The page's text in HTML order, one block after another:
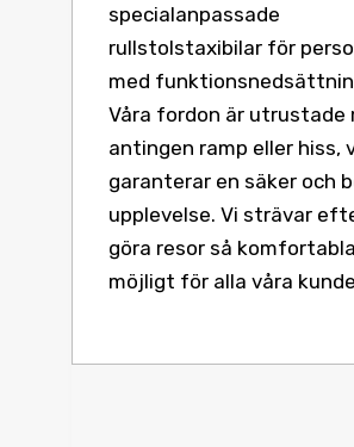
specialanpassade
rullstolstaxibilar för
med
Våra fordon är utrustade
antingen ramp eller hiss,
garanterar en säker och
upplevelse. Vi strävar
göra resor så
möjligt för alla våra